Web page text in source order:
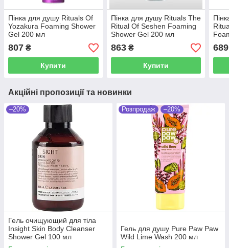
Пінка для душу Rituals Of
Yozakura Foaming Shower
Gel 200 мл
807 ₴
Купити
Пінка для душу Rituals The
Ritual Of Seshen Foaming
Shower Gel 200 мл
863₴
Купити
мл
689
Акційні пропозиції та новинки
–20%
Гель очищующий для тіла
Insight Skin Body Cleanser
Shower Gel 100 мл
Розпродаж –20%
Гель для душу Pure Paw Paw
Wild Lime Wash 200 мл